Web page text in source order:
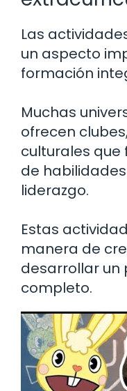
Las
un aspecto
formación
Muchas
ofrecen
culturales
de
liderazgo.
Estas
manera de
desarrollar un
completo.